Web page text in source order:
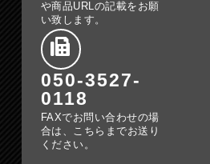
や商品URLの記載をお願
い致します。
050-3527-
0118
FAXでお問い合わせの場
合は、こちらまでお送り
ください。